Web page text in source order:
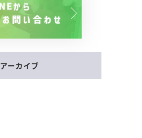
アーカイブ